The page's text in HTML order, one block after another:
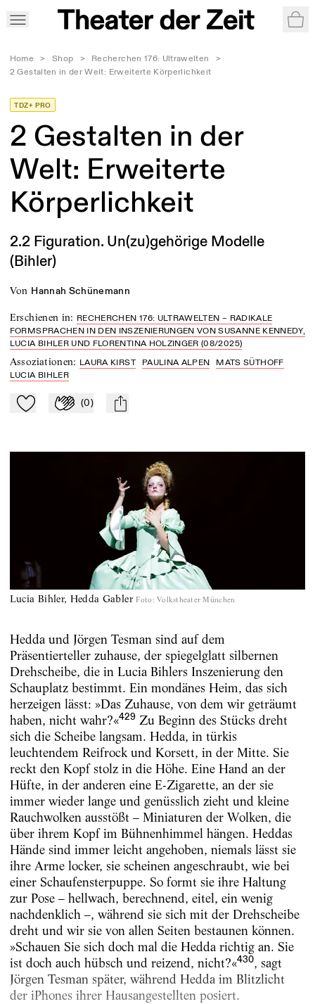
Home > Shop > Recherchen 176: Ultrawelten
>
2 Gestalten in der Welt: Erweiterte Körperlichkeit
TDZ+ PRO
2 Gestalten in der
Welt: Erweiterte
Körperlichkeit
2.2 Figuration. Un(zu)gehörige Modelle
(Bihler)
von Hannah Schünemann
Erschienen in: RECHERCHEN 176: ULTRAWELTEN – RADIKALE
FORMSPRACHEN IN DEN INSZENIERUNGEN VON SUSANNE KENNEDY,
LUCIA BIHLER UND FLORENTINA HOLZINGER (08/2025)
Assoziationen: LAURA KIRST PAULINA ALPEN
MATS SÜTHOFF
LUCIA BIHLER
Zu Mein-TdZ hinzufügen
Applaudieren
(0) mail
Lucia Bihler, Hedda Gabler Foto: Volkstheater München
Hedda und Jörgen Tesman sind auf dem
Präsentierteller zuhause, der spiegelglatt silbernen
Drehscheibe, die in Lucia Bihlers Inszenierung den
Schauplatz bestimmt. Ein mondänes Heim, das sich
herzeigen lässt: »Das Zuhause, von dem wir geträumt
haben, nicht wahr?«429Zu Beginn des Stücks dreht
sich die Scheibe langsam. Hedda, in türkis
leuchtendem Reifrock und Korsett, in der Mitte. Sie
reckt den Kopf stolz in die Höhe. Eine Hand an der
Hüfte, in der anderen eine E-Zigarette, an der sie
immer wieder lange und genüsslich zieht und kleine
Rauchwolken ausstößt – Miniaturen der Wolken, die
über ihrem Kopf im Bühnenhimmel hängen. Heddas
Hände sind immer leicht angehoben, niemals lässt sie
ihre Arme locker, sie scheinen angeschraubt, wie bei
einer Schaufensterpuppe. So formt sie ihre Haltung
zur Pose – hellwach, berechnend, eitel, ein wenig
nachdenklich –, während sie sich mit der Drehscheibe
dreht und wir sie von allen Seiten bestaunen können.
»Schauen Sie sich doch mal die Hedda richtig an. Sie
ist doch auch hübsch und reizend, nicht?«430, sagt
Jörgen Tesman später, während Hedda im Blitzlicht
der iPhones ihrer Hausangestellten posiert.